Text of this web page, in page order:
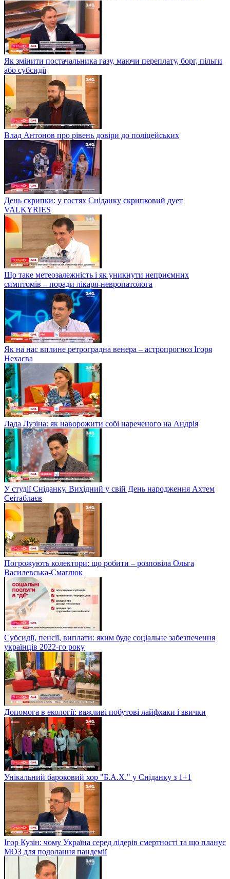
Як змінити постачальника газу, маючи переплату, борг, пільги
або субсидії
Влад Антонов про рівень довіри до поліцейських
День скрипки: у гостях Сніданку скрипковий дует
VALKYRIES
Що таке метеозалежність і як уникнути неприємних
симптомів – поради лікаря-невропатолога
Як на нас вплине ретроградна венера – астропрогноз Ігоря
Нехаєва
Лада Лузіна: як наворожити собі нареченого на Андрія
У студії Сніданку. Вихідний у свій День народження Ахтем
Сеітаблаєв
Погрожують колектори: що робити – розповіла Ольга
Василевська-Смаглюк
Субсидії, пенсії, виплати: яким буде соціальне забезпечення
українців 2022-го року
Допомога в екології: важливі побутові лайфхаки і звички
Унікальний бароковий хор "Б.А.Х." у Сніданку з 1+1
Ігор Кузін: чому Україна серед лідерів смертності та що планує
МОЗ для подолання пандемії